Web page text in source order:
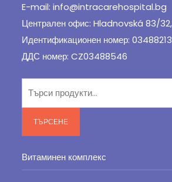
E-mail: info@intracarehospital.bg
Централен офис: Hladnovská 83/
Идентификационен номер: 03488213
ДДС номер: CZ03488546
ТЪРСЕНЕ
Витаминен комплекс